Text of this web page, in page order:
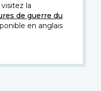
la
de guerre du
en anglais